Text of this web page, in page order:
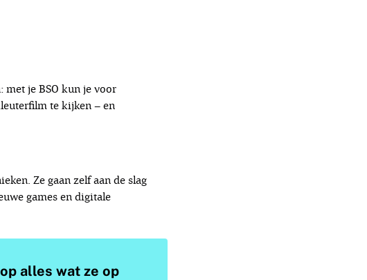
met je BSO kun je voor
te kijken – en
Ze gaan zelf aan de slag
games en digitale
alles wat ze op